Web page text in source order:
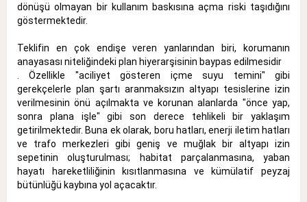
dönüşü olmayan bir kullanım baskısına açma riski taşıdığını
göstermektedir.
Teklifin en çok endişe veren yanlarından biri, korumanın
anayasası niteliğindeki plan hiyerarşisinin baypas edilmesidir
.Özellikle "aciliyet gösteren içme suyu temini" gibi
gerekçelerle plan şartı aranmaksızın altyapı tesislerine izin
verilmesinin önü açılmakta ve korunan alanlarda "önce yap,
sonra plana işle" gibi son derece tehlikeli bir yaklaşım
getirilmektedir. Buna ek olarak, boru hatları, enerji iletim hatları
ve trafo merkezleri gibi geniş ve muğlak bir altyapı izin
sepetinin oluşturulması; habitat parçalanmasına, yaban
hayatı hareketliliğinin kısıtlanmasına ve kümülatif peyzaj
bütünlüğü kaybına yol açacaktır.